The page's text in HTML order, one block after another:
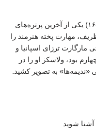
«شاهدخت مارگاریتا در لباس آبی» (۱۶۵۹) یکی از آخرین پرتره‌های
مهارت پخته هنرمند را
مارگارت ترزای اسپانیا و
بود، ولاسکز او را در
«ندیمه‌ها» به تصویر کشید.
شوید